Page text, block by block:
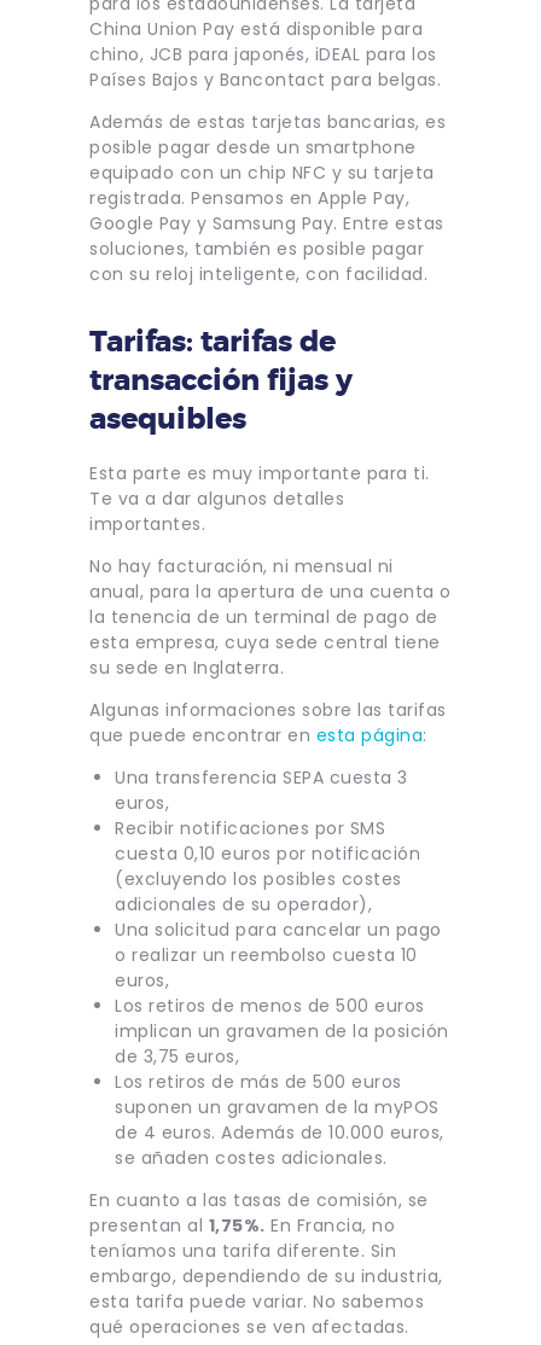
China Union Pay está disponible para
chino, JCB para japonés, iDEAL para los
Países Bajos y Bancontact para belgas.
Además de estas tarjetas bancarias, es
posible pagar desde un smartphone
equipado con un chip NFC y su tarjeta
registrada. Pensamos en Apple Pay,
Google Pay y Samsung Pay. Entre estas
soluciones, también es posible pagar
con su reloj inteligente, con facilidad.
Tarifas: tarifas de
transacción fijas y
asequibles
Esta parte es muy importante para ti.
Te va a dar algunos detalles
importantes.
No hay facturación, ni mensual ni
anual, para la apertura de una cuenta o
la tenencia de un terminal de pago de
esta empresa, cuya sede central tiene
su sede en Inglaterra.
Algunas informaciones sobre las tarifas
que puede encontrar en esta página:
Una transferencia SEPA cuesta 3
euros,
Recibir notificaciones por SMS
cuesta 0,10 euros por notificación
(excluyendo los posibles costes
adicionales de su operador),
Una solicitud para cancelar un pago
o realizar un reembolso cuesta 10
euros,
Los retiros de menos de 500 euros
implican un gravamen de la posición
de 3,75 euros,
Los retiros de más de 500 euros
suponen un gravamen de la myPOS
de 4 euros. Además de 10.000 euros,
se añaden costes adicionales.
En cuanto a las tasas de comisión, se
presentan al 1,75%. En Francia, no
teníamos una tarifa diferente. Sin
embargo, dependiendo de su industria,
esta tarifa puede variar. No sabemos
qué operaciones se ven afectadas.